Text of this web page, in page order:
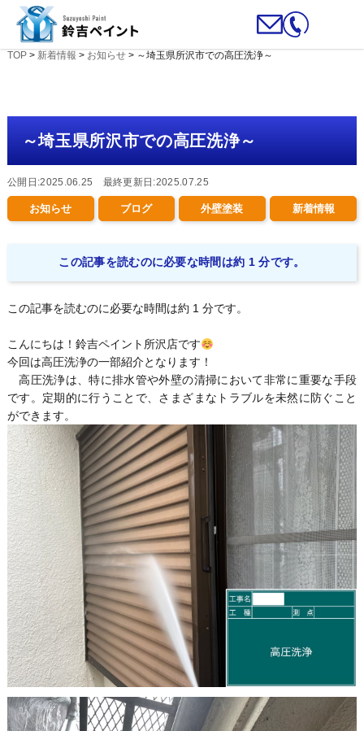
TOP> 新着情報 > お知らせ> ～埼玉県所沢市での高圧洗浄～
～埼玉県所沢市での高圧洗浄～
公開日:2025.06.25 最終更新日:2025.07.25
お知らせ ブログ 外壁塗装 新着情報
この記事を読むのに必要な時間は約 1 分です。
この記事を読むのに必要な時間は約 1 分です。
こんにちは！鈴吉ペイント所沢店です
今回は高圧洗浄の一部紹介となります！
高圧洗浄は、特に排水管や外壁の清掃において非常に重要な手段
です。定期的に行うことで、さまざまなトラブルを未然に防ぐこと
ができます。